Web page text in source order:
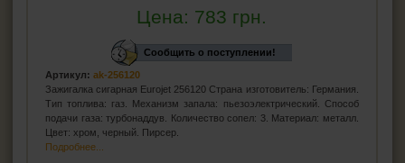
Цена: 783 грн.
Сообщить о поступлении!
Артикул: ak-256120
Зажигалка сигарная Eurojet 256120 Страна изготовитель: Германия.
Тип топлива: газ. Механизм запала: пьезоэлектрический. Способ
подачи газа: турбонаддув. Количество сопел: 3. Материал: металл.
Цвет: хром, черный. Пирсер.
Подробнее...